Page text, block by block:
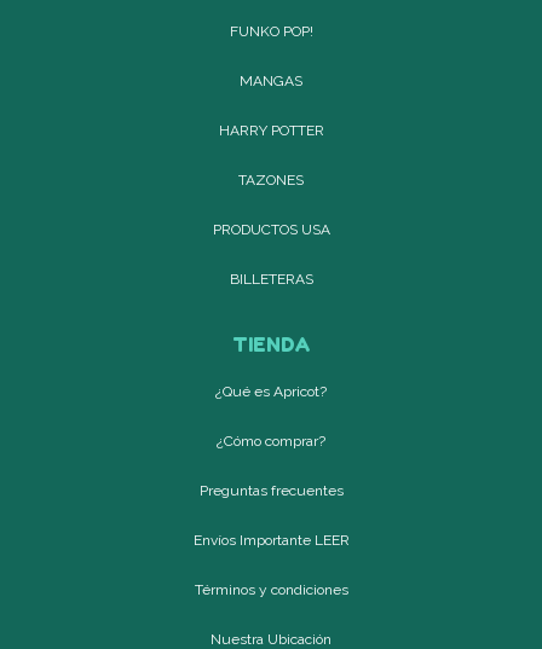
FUNKO POP!
MANGAS
HARRY POTTER
TAZONES
PRODUCTOS USA
BILLETERAS
TIENDA
¿Qué es Apricot?
¿Cómo comprar?
Preguntas frecuentes
Envíos Importante LEER
Términos y condiciones
Nuestra Ubicación